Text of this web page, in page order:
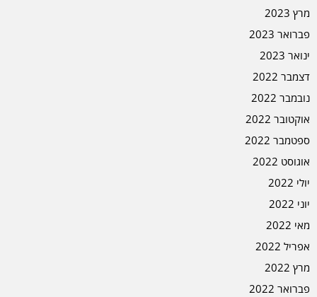
מרץ 2023
פברואר 2023
ינואר 2023
דצמבר 2022
נובמבר 2022
אוקטובר 2022
ספטמבר 2022
אוגוסט 2022
יולי 2022
יוני 2022
מאי 2022
אפריל 2022
מרץ 2022
פברואר 2022